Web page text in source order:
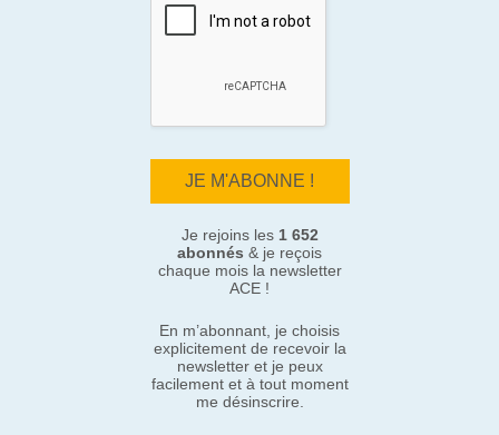
Je rejoins les 1 652
abonnés & je reçois
chaque mois la newsletter
ACE !
En m’abonnant, je choisis
explicitement de recevoir la
newsletter et je peux
facilement et à tout moment
me désinscrire.